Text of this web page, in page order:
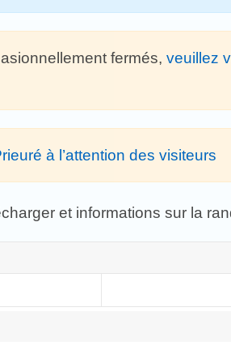
fermés, veuillez
à l’attention des visiteurs
et informations sur la